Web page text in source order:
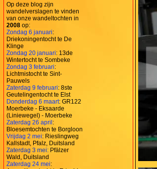
Op deze blog zijn
wandelverslagen te vinden
van onze wandeltochten in
2008 op:
Zondag 6 januari:
Driekoningentocht te De
Klinge
Zondag 20 januari: 13de
Wintertocht te Sombeke
Zondag 3 februari:
Lichtmistocht te Sint-
Pauwels
Zaterdag 9 februari: 8ste
Geutelingentocht te Elst
Donderdag 6 maart: GR122
Moerbeke - Eksaarde
(Liniewegel) - Moerbeke
Zaterdag 26 april:
Bloesemtochten te Borgloon
Vrijdag 2 mei: Rieslingweg
Kallstadt, Pfalz, Duitsland
Zaterdag 3 mei: Pfälzer
Wald, Duitsland
Zaterdag 24 mei: